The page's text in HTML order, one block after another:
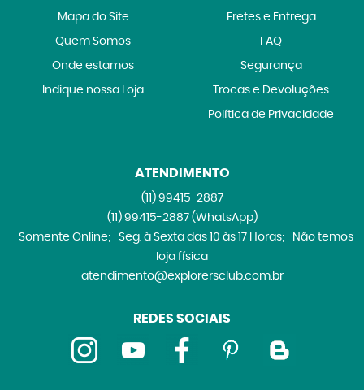
Mapa do Site
Quem Somos
Onde estamos
Indique nossa Loja
Fretes e Entrega
FAQ
Segurança
Trocas e Devoluções
Política de Privacidade
ATENDIMENTO
(11)99415-2887
(11)99415-2887 (WhatsApp)
- Somente Online;- Seg. à Sexta das 10 às 17 Horas;- Não temos
loja física
atendimento@explorersclub.com.br
REDES SOCIAIS